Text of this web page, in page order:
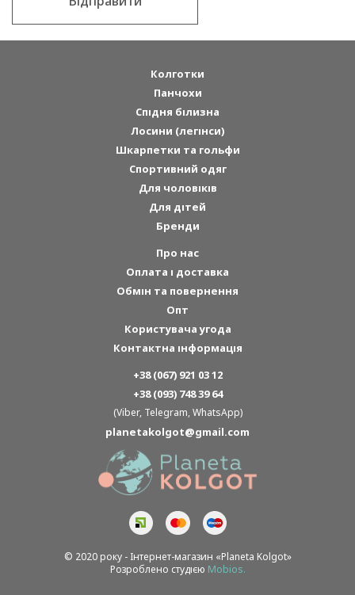
© 2020 року - Інтернет-магазин «Planeta Kolgot»
Розроблено студією Mobios.
Колготки
Панчохи
Спідня білизна
Лосини (легінси)
Шкарпетки та гольфи
Спортивний одяг
Для чоловіків
Для дітей
Бренди
Про нас
Оплата і доставка
Обмін та повернення
Опт
Користувача угода
Контактна інформація
+38 (067) 921 03 12
+38 (093) 748 39 64
(Viber, Telegram, WhatsApp)
planetakolgot@gmail.com